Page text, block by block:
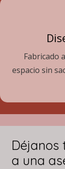
Fabricado
espacio sin
Déjanos
a una